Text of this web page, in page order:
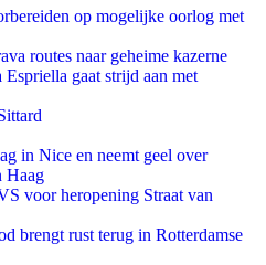
op mogelijke oorlog met
routes naar geheime kazerne
gaat strijd aan met
in Nice en neemt geel over
Haag
voor heropening Straat van
brengt rust terug in Rotterdamse